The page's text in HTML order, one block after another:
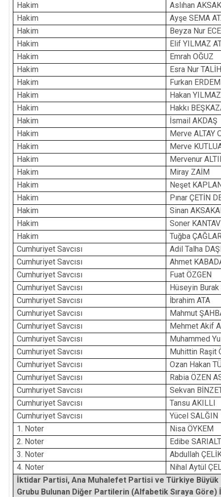
Hakim
Aslıhan
Hakim
Ayşe SEMA
Hakim
Beyza Nur ECE
Hakim
Elif YILMAZ
Hakim
Emrah OĞUZ
Hakim
Esra Nur
Hakim
Furkan ERDEM
Hakim
Hakan YILMAZ
Hakim
Hakkı
Hakim
İsmail AKDAŞ
Hakim
Merve ALTAY
Hakim
Merve
Hakim
Mervenur
Hakim
Miray ZAİM
Hakim
Neşet
Hakim
Pınar ÇETİN
Hakim
Sinan
Hakim
Soner KANTAV
Hakim
Tuğba
Cumhuriyet Savcısı
Adil Talha
Cumhuriyet Savcısı
Ahmet
Cumhuriyet Savcısı
Fuat ÖZGEN
Cumhuriyet Savcısı
Hüseyin Burak
Cumhuriyet Savcısı
İbrahim ATA
Cumhuriyet Savcısı
Mahmut
Cumhuriyet Savcısı
Mehmet Akif
Cumhuriyet Savcısı
Muhammed
Cumhuriyet Savcısı
Muhittin Raşit
Cumhuriyet Savcısı
Ozan Hakan
Cumhuriyet Savcısı
Rabia ÖZEN
Cumhuriyet Savcısı
Sekvan
Cumhuriyet Savcısı
Tansu AKILLI
Cumhuriyet Savcısı
Yücel SALĞIN
1. Noter
Nisa ÖYKEM
2. Noter
Edibe
3. Noter
Abdullah
4. Noter
Nihal Aytül
İktidar Partisi, Ana Muhalefet Partisi ve Türkiye
Grubu Bulunan Diğer Partilerin (Alfabetik Sıraya Göre)